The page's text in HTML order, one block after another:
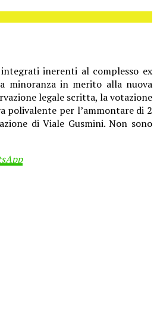
inerenti al complesso ex
minoranza in merito alla nuova
legale scritta, la votazione
polivalente per l’ammontare di 2
di Viale Gusmini. Non sono